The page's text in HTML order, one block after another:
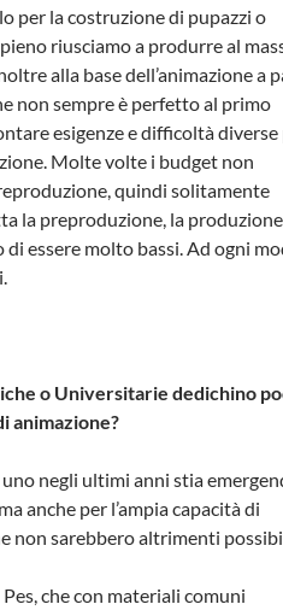
per la costruzione di pupazzi o
riusciamo a produrre al
alla base dell’animazione a
non sempre è perfetto al primo
esigenze e difficoltà diverse
Molte volte i budget non
quindi solitamente
la preproduzione, la
essere molto bassi. Ad ogni
o Universitarie dedichino
animazione?
negli ultimi anni stia
anche per l’ampia capacità di
non sarebbero altrimenti
che con materiali comuni